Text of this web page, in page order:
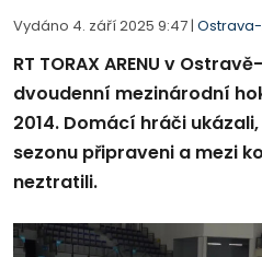
Vydáno 4. září 2025 9:47 |
RT TORAX ARENU v
dvoudenní mezinárodní
2014. Domácí hráči
sezonu připraveni a mezi
neztratili.